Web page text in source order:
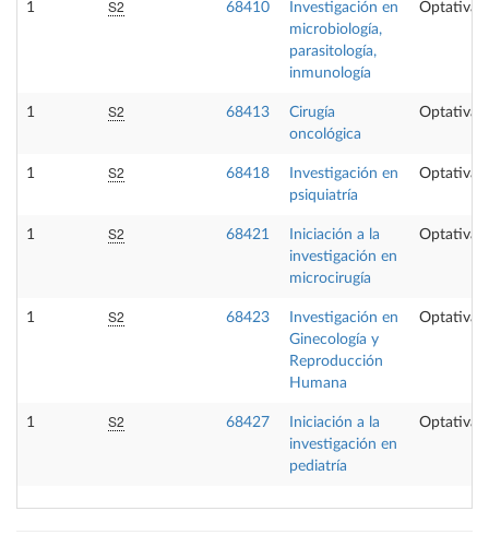
1 S2 68410
Investigación en
microbiología,
parasitología,
inmunología
Optativa
1 S2 68413
Cirugía
oncológica
Optativa
1 S2 68418
Investigación en
psiquiatría
Optativa
1 S2 68421
Iniciación a la
investigación en
microcirugía
Optativa
1 S2 68423
Investigación en
Ginecología y
Reproducción
Humana
Optativa
1 S2 68427
Iniciación a la
investigación en
pediatría
Optativa